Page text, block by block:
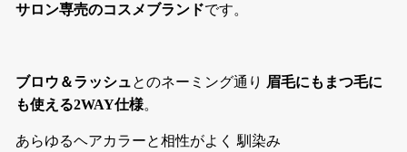
サロン専売のコスメブランドです。
ブロウ＆ラッシュとのネーミング通り 眉毛にもまつ毛に
も使える2WAY仕様。
あらゆるヘアカラーと相性がよく 馴染み